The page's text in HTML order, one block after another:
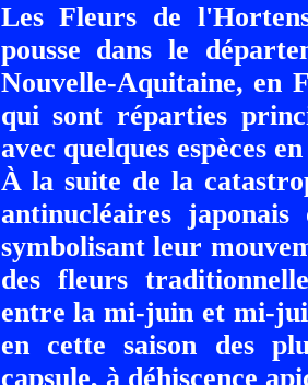
Les Fleurs de
pousse dans le
Nouvelle-Aquitaine, en
qui sont réparties
avec quelques espèces
À la suite de la
antinucléaires
symbolisant leur
des fleurs
entre la mi-juin et mi-
en cette saison des
capsule, à déhiscence